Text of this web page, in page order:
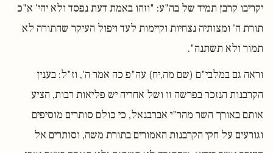
יקריבו קרבן תמיד של בה"ע: "וזהו באמת דעת נפסד ולא יהי' א"כ
תורת ה' ומצותיה נצחיות וקיימות לעד ויפול העיקר שהתורה לא
תמור ולא תשתנה".
וראה גם במלבי"ם (שם מה,יח) עה"פ כה אמר ה', וז"ל: בענין
הקרבנות הנזכר בפרשה זו ושל אחריה יש פליאות רבות, הציע
אותם באורך השר מהר"י אברבנאל, כי כולם סותרים מוסיפים
וגורעים על חקי הקרבנות האמורים בתורת משה, וסותרים אל